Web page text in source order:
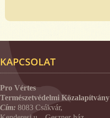
KAPCSOLAT
Pro Vértes
Természetvédelmi Közalapítvány
Cím: 8083 Csákvár,